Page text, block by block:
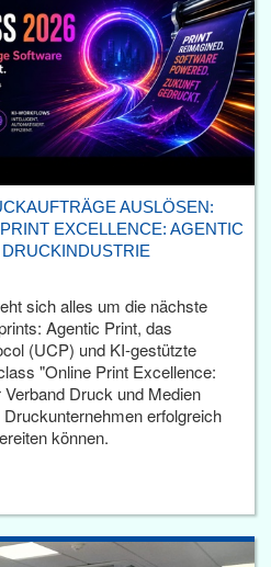
AUSLÖSEN:
EXCELLENCE: AGENTIC
sich alles um die nächste
Agentic Print, das
(UCP) und KI-gestützte
"Online Print Excellence:
Druck und Medien
erfolgreich
können.